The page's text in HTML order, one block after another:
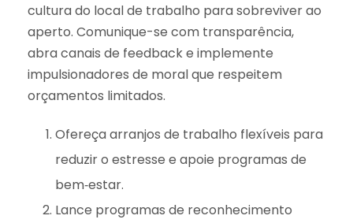
cultura do local de trabalho para sobreviver ao
aperto. Comunique-se com transparência,
abra canais de feedback e implemente
impulsionadores de moral que respeitem
orçamentos limitados.
Ofereça arranjos de trabalho flexíveis para
reduzir o estresse e apoie programas de
bem‑estar.
Lance programas de reconhecimento